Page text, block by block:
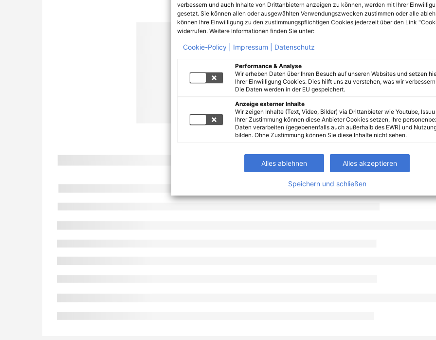
verbessern und auch Inhalte von Drittanbietern anzeigen zu können, werden mit Ihrer
gesetzt. Sie können allen oder ausgewählten Verwendungszwecken zustimmen oder alle
können Ihre Einwilligung zu den zustimmungspflichtigen Cookies jederzeit über den Link
widerrufen. Weitere Informationen finden Sie unter:
Cookie-Policy | Impressum | Datenschutz
Performance & Analyse
Wir erheben Daten über Ihren Besuch auf unseren Websites und setzen
Ihrer Einwilligung Cookies. Dies hilft uns zu verstehen, was wir
Die Daten werden in der EU gespeichert.
Anzeige externer Inhalte
Wir zeigen Inhalte (Text, Video, Bilder) via Drittanbieter wie Youtube,
Ihrer Zustimmung können diese Anbieter Cookies setzen, Ihre
Daten verarbeiten (gegebenenfalls auch außerhalb des EWR) und
bilden. Ohne Zustimmung können Sie diese Inhalte nicht sehen.
Alles ablehnen Alles akzeptieren
Speichern und schließen